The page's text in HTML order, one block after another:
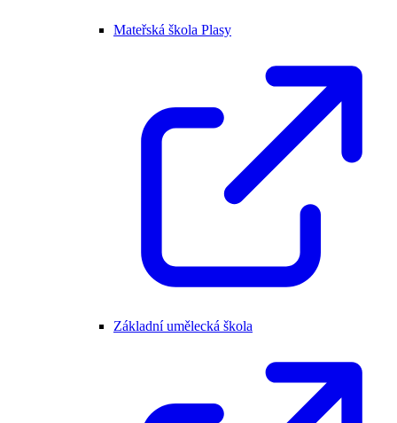
Mateřská škola Plasy
Základní umělecká škola